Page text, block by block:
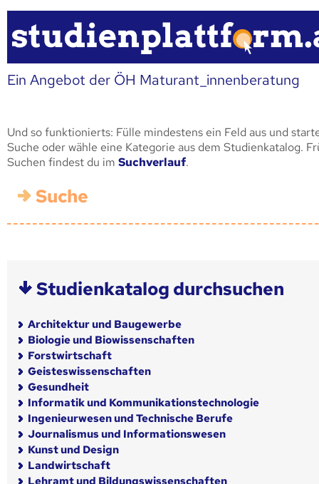
Ein Angebot der ÖH Maturant_innenberatung
Und so funktionierts: Fülle mindestens ein Feld aus und
Suche oder wähle eine Kategorie aus dem Studienkatalog.
Suchen findest du im Suchverlauf.
Suche
Studienkatalog durchsuchen
Architektur und Baugewerbe
Biologie und Biowissenschaften
Forstwirtschaft
Geisteswissenschaften
Gesundheit
Informatik und Kommunikationstechnologie
Ingenieurwesen und Technische Berufe
Journalismus und Informationswesen
Kunst und Design
Landwirtschaft
Lehramt und Bildungswissenschaften